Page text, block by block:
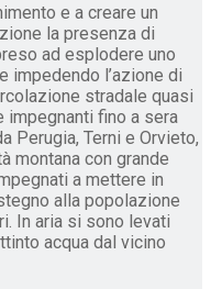
e a creare un
la presenza di
ad esplodere uno
impedendo l’azione di
stradale quasi
impegnanti fino a sera
Perugia, Terni e Orvieto,
montana con grande
a mettere in
alla popolazione
In aria si sono levati
acqua dal vicino